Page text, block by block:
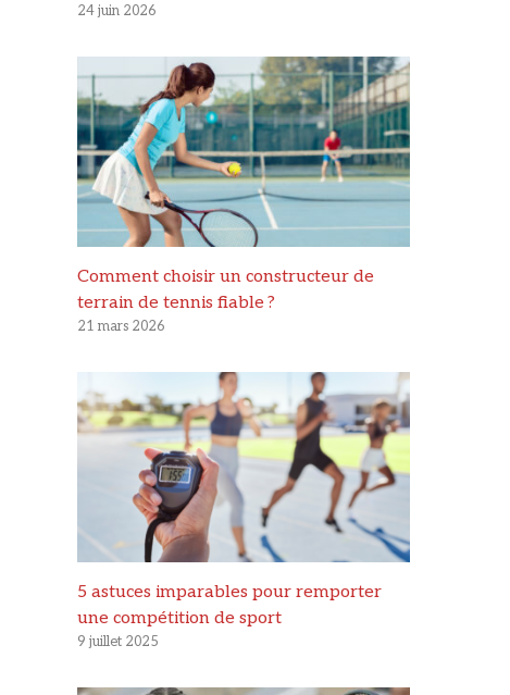
24 juin 2026
Comment choisir un constructeur de
terrain de tennis fiable ?
21 mars 2026
5 astuces imparables pour remporter
une compétition de sport
9 juillet 2025